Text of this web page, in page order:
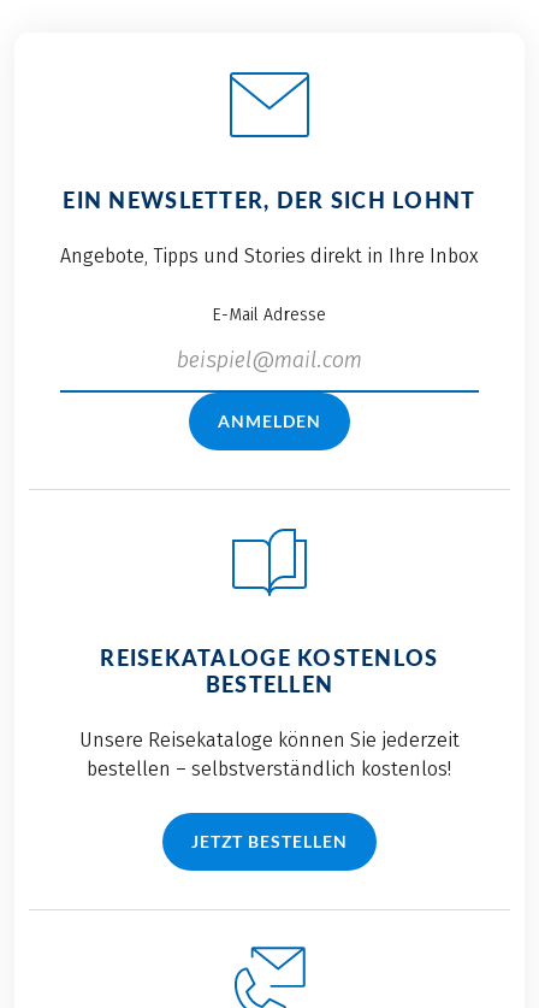
EIN NEWSLETTER, DER SICH LOHNT
Angebote, Tipps und Stories direkt in Ihre Inbox
E-Mail Adresse
ANMELDEN
REISEKATALOGE KOSTENLOS
BESTELLEN
Unsere Reisekataloge können Sie jederzeit
bestellen – selbstverständlich kostenlos!
JETZT BESTELLEN